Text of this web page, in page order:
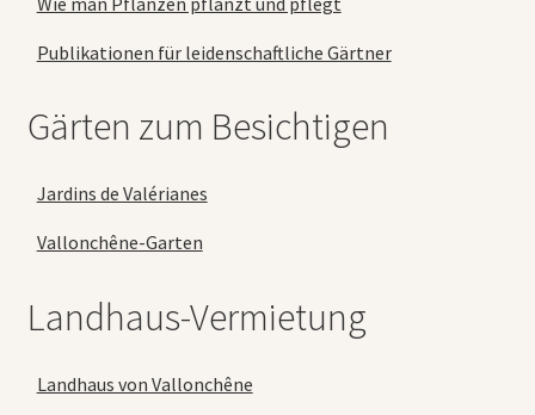
Publikationen für leidenschaftliche Gärtner
Gärten zum Besichtigen
Jardins de Valérianes
Vallonchêne-Garten
Landhaus-Vermietung
Landhaus von Vallonchêne